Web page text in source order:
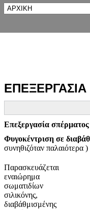
Επεξεργασία σπέρματος
Φυγοκέντριση σε
συνηθιζόταν παλαιότερα )
Παρασκευάζεται
εναιώρημα
σωματιδίων
σιλικόνης,
διαβάθμισμένης